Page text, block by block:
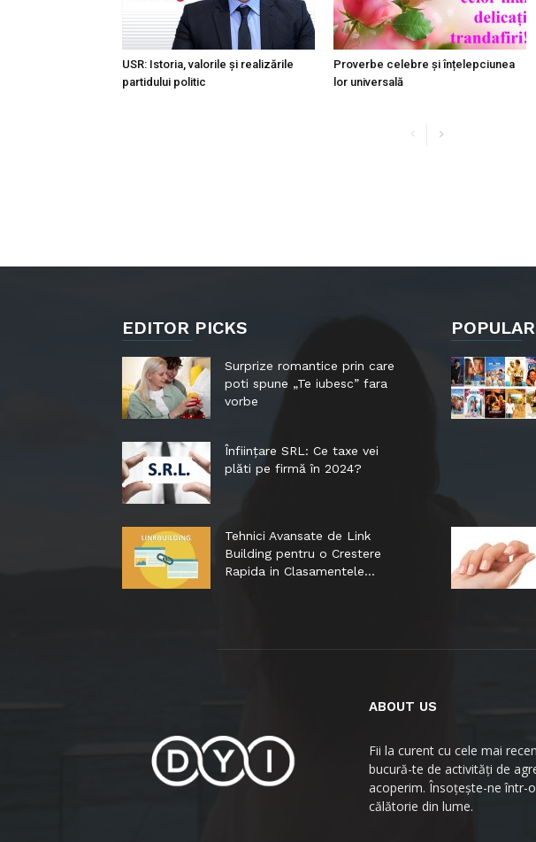
USR: Istoria, valorile și realizările
partidului politic
Proverbe celebre și înțelepciunea
lor universală
EDITOR PICKS
Surprize romantice prin care
poti spune „Te iubesc” fara
vorbe
Înființare SRL: Ce taxe vei
plăti pe firmă în 2024?
Tehnici Avansate de Link
Building pentru o Crestere
Rapida in Clasamentele...
ABOUT US
Fii la curent cu cele mai
bucură-te de activități de
acoperim. Însoțește-ne într-
călătorie din lume.